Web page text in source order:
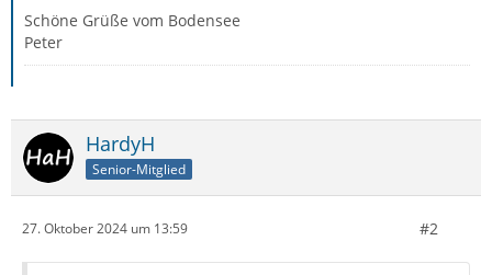
Schöne Grüße vom Bodensee
Peter
HardyH
Senior-Mitglied
27. Oktober 2024 um 13:59 #2